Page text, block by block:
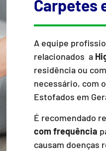
Carpetes
A equipe
relacionados a
residência ou
necessário, com
Estofados em
É recomendado
com frequência
causam doenças